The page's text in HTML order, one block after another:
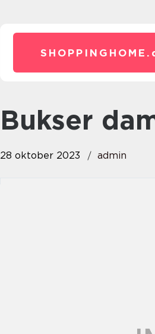
SHOPPINGHOME.
bukser
28 oktober 2023 admin